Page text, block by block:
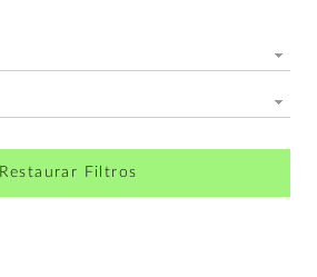
Restaurar Filtros